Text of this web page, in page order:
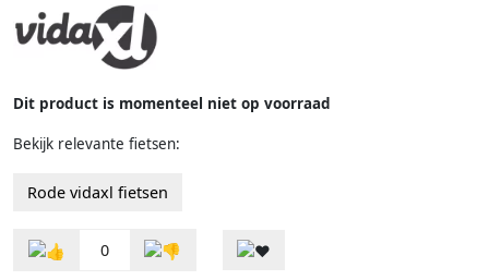
Dit product is momenteel niet op voorraad
Bekijk relevante fietsen:
Rode vidaxl fietsen
0